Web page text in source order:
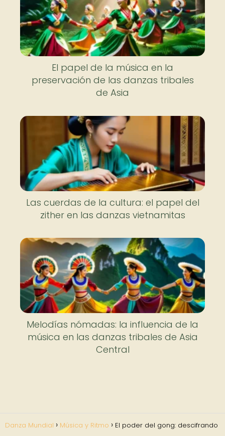
El papel de la música en la
preservación de las danzas tribales
de Asia
Las cuerdas de la cultura: el papel del
zither en las danzas vietnamitas
Melodías nómadas: la influencia de la
música en las danzas tribales de Asia
Central
Danza Mundial Música y Ritmo El poder del gong: descifrando